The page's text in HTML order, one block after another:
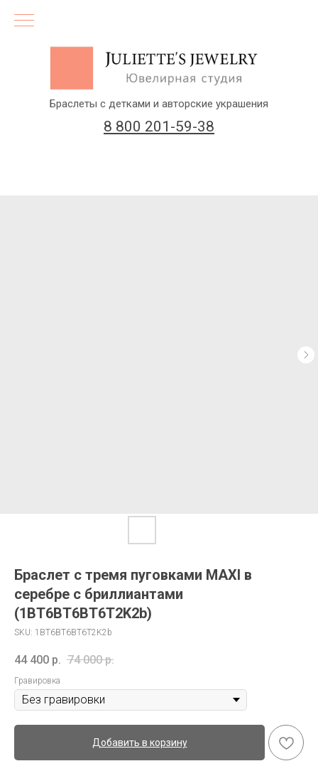
8 800 201-59-38
Браслеты с детками и авторские украшения
Браслет с тремя пуговками MAXI в
серебре с бриллиантами
(1BT6BT6BT6T2K2b)
SKU: 1BT6BT6BT6T2K2b
44 400 р. 74 000 р.
Гравировка
Добавить в корзину